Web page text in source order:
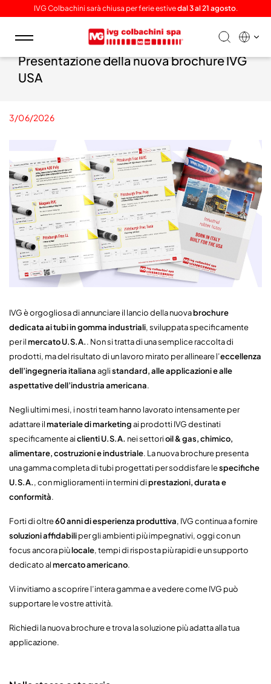
IVG Colbachini sarà chiusa per ferie estivedal 3 al 21 agosto.
Toggle
navigation
Presentazione della nuova brochure IVG
USA
3/06/2026
IVG è orgogliosa di annunciare il lancio della nuovabrochure
dedicata ai tubi in gomma industriali, sviluppata specificamente
per ilmercato U.S.A.. Non si tratta di una semplice raccolta di
prodotti, ma del risultato di un lavoro mirato per allineare l’eccellenza
dell’ingegneria italianaaglistandard, alle applicazioni e alle
aspettative dell’industria americana.
Negli ultimi mesi, i nostri team hanno lavorato intensamente per
adattare ilmateriale di marketingai prodotti IVG destinati
specificamente aiclienti U.S.A. nei settorioil & gas, chimico,
alimentare, costruzioni e industriale. La nuova brochure presenta
una gamma completa di tubi progettati per soddisfare lespecifiche
U.S.A., con miglioramenti in termini diprestazioni, durata e
conformità.
Forti di oltre60 anni di esperienza produttiva, IVG continua a fornire
soluzioni affidabiliper gli ambienti più impegnativi, oggi con un
focus ancora piùlocale, tempi di risposta più rapidi e un supporto
dedicato almercato americano.
Vi invitiamo a scoprire l’intera gamma e a vedere come IVG può
supportare le vostre attività.
Richiedi la nuova brochure e trova la soluzione più adatta alla tua
applicazione.